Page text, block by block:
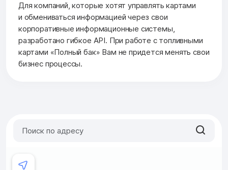
Для компаний, которые хотят управлять картами
и обмениваться информацией через свои
корпоративные информационные системы,
разработано гибкое API. При работе с топливными
картами «Полный бак» Вам не придется менять свои
бизнес процессы.